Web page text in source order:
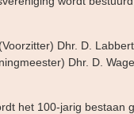
Dhr. D.
Dhr. D.
het 100-jarig bestaan